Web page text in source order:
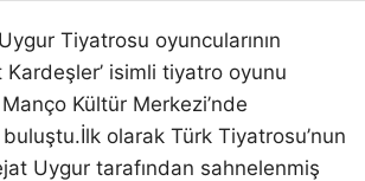
Instagram
Youtube
Tiyatrosu oyuncularının
Kardeşler’ isimli tiyatro oyunu
Manço Kültür Merkezi’nde
olarak Türk Tiyatrosu’nun
Uygur tarafından sahnelenmiş